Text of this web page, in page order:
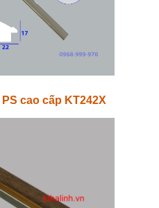
cao cấp KT242X